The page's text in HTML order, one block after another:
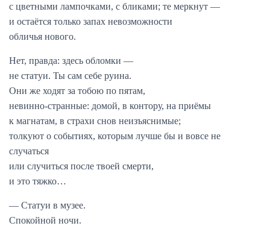
с цветными лампочками, с бликами; те меркнут —
и остаётся только запах невозможности
обличья нового.
Нет, правда: здесь обломки —
не статуи. Ты сам себе руина.
Они же ходят за тобою по пятам,
невинно-странные: домой, в контору, на приёмы
к магнатам, в cтрахи снов неизъяснимые;
толкуют о событиях, которым лучше бы и вовсе не
случаться
или случиться после твоей смерти,
и это тяжко…
— Статуи в музее.
Спокойной ночи.